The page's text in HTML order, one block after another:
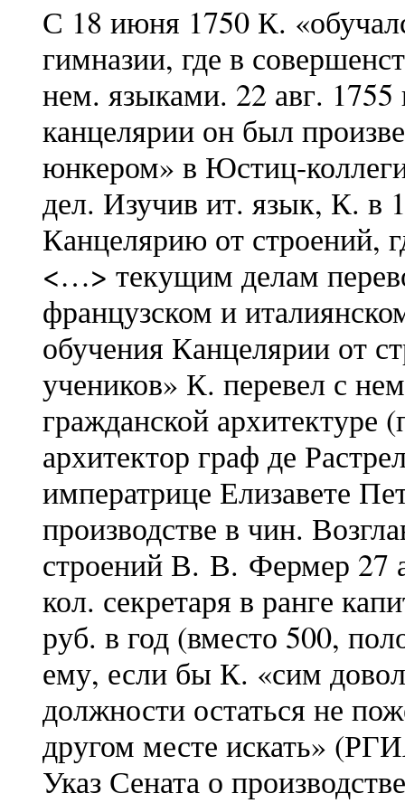
С 18 июня 1750 К.
гимназии, где в
нем. языками. 22 авг.
канцелярии он был
юнкером» в Юстиц-
дел. Изучив ит. язык, К. в
Канцелярию от строений,
<…> текущим делам
французском и
обучения Канцелярии от
учеников» К. перевел с
гражданской архитектуре
архитектор граф де
императрице Елизавете
производстве в чин.
строений В. В. Фермер 27
кол. секретаря в ранге
руб. в год (вместо 500,
ему, если бы К. «сим
должности остаться не
другом месте искать»
Указ Сената о